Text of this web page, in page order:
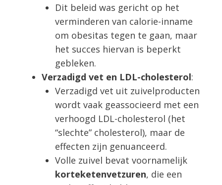
Dit beleid was gericht op het
verminderen van calorie-inname
om obesitas tegen te gaan, maar
het succes hiervan is beperkt
gebleken.
Verzadigd vet en LDL-cholesterol:
Verzadigd vet uit zuivelproducten
wordt vaak geassocieerd met een
verhoogd LDL-cholesterol (het
“slechte” cholesterol), maar de
effecten zijn genuanceerd.
Volle zuivel bevat voornamelijk
korteketenvetzuren, die een